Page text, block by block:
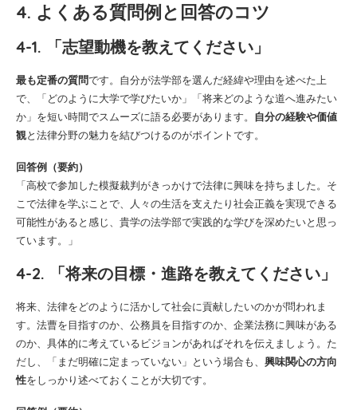
4. よくある質問例と回答のコツ
4-1. 「志望動機を教えてください」
最も定番の質問です。自分が法学部を選んだ経緯や理由を述べた上
で、「どのように大学で学びたいか」「将来どのような道へ進みたい
か」を短い時間でスムーズに語る必要があります。 自分の経験や価値
観と法律分野の魅力を結びつけるのがポイントです。
回答例（要約）
「高校で参加した模擬裁判がきっかけで法律に興味を持ちました。そ
こで法律を学ぶことで、人々の生活を支えたり社会正義を実現できる
可能性があると感じ、貴学の法学部で実践的な学びを深めたいと思っ
ています。」
4-2. 「将来の目標・進路を教えてください」
将来、法律をどのように活かして社会に貢献したいのかが問われま
す。法曹を目指すのか、公務員を目指すのか、企業法務に興味がある
のか、具体的に考えているビジョンがあればそれを伝えましょう。た
だし、「まだ明確に定まっていない」という場合も、 興味関心の方向
性をしっかり述べておくことが大切です。